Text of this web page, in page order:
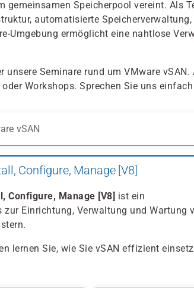
gemeinsamen Speicherpool vereint. Als
automatisierte
Umgebung ermöglicht eine nahtlose
unsere Seminare rund um VMware
Workshops. Sprechen Sie uns
vSAN
Configure, Manage [V8]
Configure, Manage [V8] ist ein
zur Einrichtung, Verwaltung und Wartung
lernen Sie, wie Sie vSAN effizient